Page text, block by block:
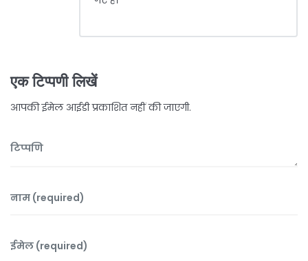
एक टिप्पणी लिखें
आपकी ईमेल आईडी प्रकाशित नहीं की जाएगी.